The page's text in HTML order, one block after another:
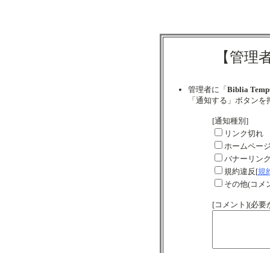
【管理
管理者に「 Biblia
「通知する」ボタン
[通知種別]
リンク切れ
ホームペー
バナーリン
規約違反[規
その他(コメ
[コメント](必要